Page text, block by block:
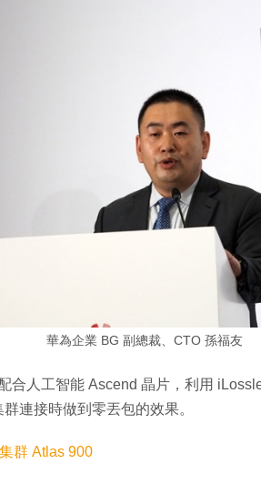
華為企業 BG 副總裁、CTO 孫福友
合人工智能 Ascend 晶片，利用
連接時做到零丟包的效果。
群 Atlas 900